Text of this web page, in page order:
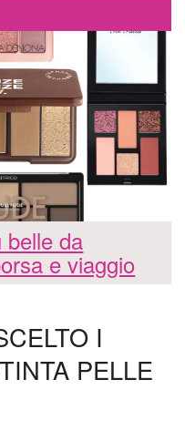
belle da
e viaggio
I
PELLE